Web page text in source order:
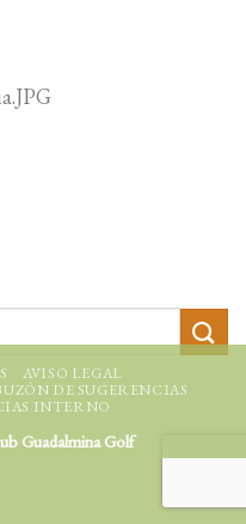
AVISO LEGAL
DE SUGERENCIAS
INTERNO
Guadalmina Golf